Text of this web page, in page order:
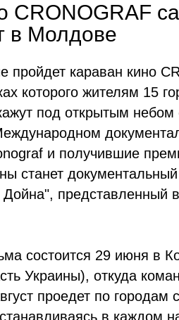
CRONOGRAF
в Молдове
караван кино
которого жителям 15
под открытым
и получившие
станет
представленный в
состоится 29 июня в
Украины), откуда
проедет по городам
в каждом